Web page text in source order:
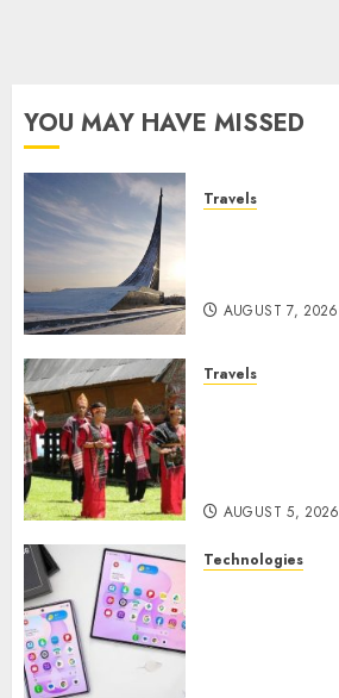
YOU MAY HAVE MISSED
Travels
AUGUST 7, 2026
Travels
AUGUST 5, 2026
Technologies